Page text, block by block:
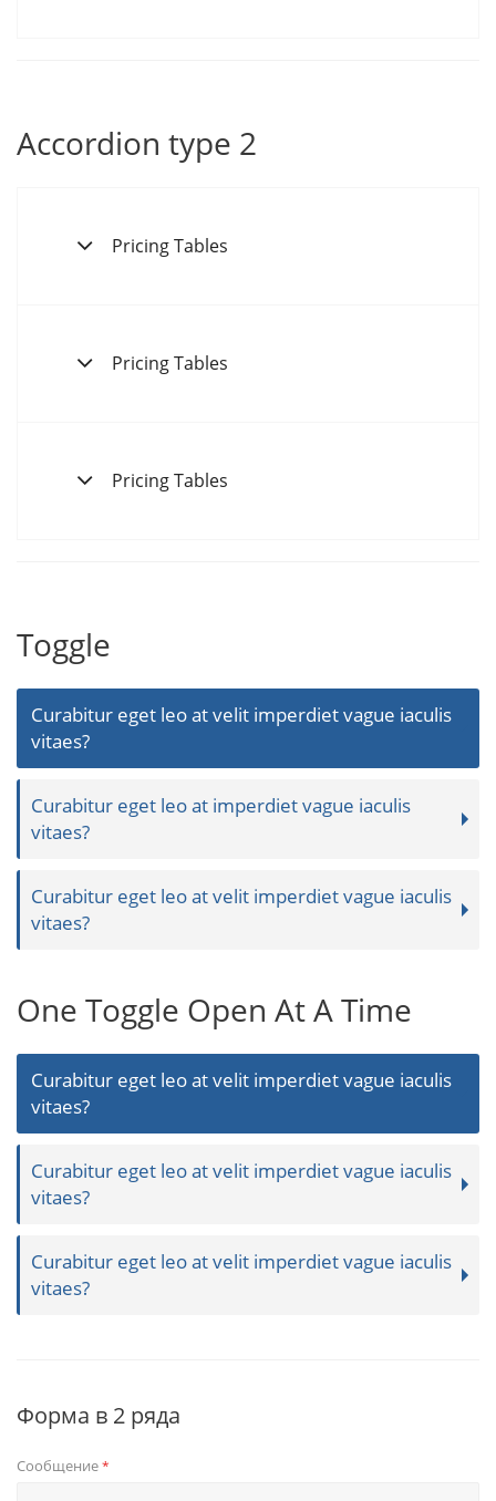
Accordion type 2
Pricing Tables
Pricing Tables
Pricing Tables
Toggle
Curabitur eget leo at velit imperdiet vague iaculis
vitaes?
Curabitur eget leo at imperdiet vague iaculis
vitaes?
Curabitur eget leo at velit imperdiet vague iaculis
vitaes?
One Toggle Open At A Time
Curabitur eget leo at velit imperdiet vague iaculis
vitaes?
Curabitur eget leo at velit imperdiet vague iaculis
vitaes?
Curabitur eget leo at velit imperdiet vague iaculis
vitaes?
Форма в 2 ряда
Сообщение*